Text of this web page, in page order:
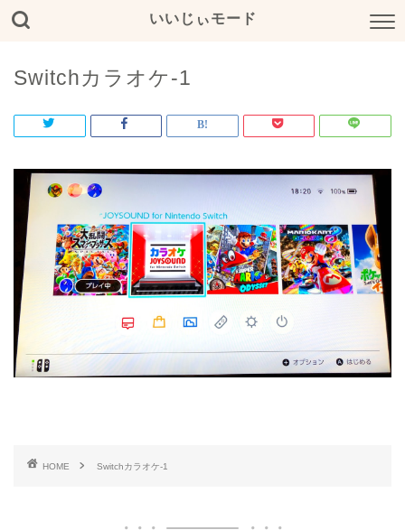
いいじぃモード
Switchカラオケ-1
HOME Switchカラオケ-1